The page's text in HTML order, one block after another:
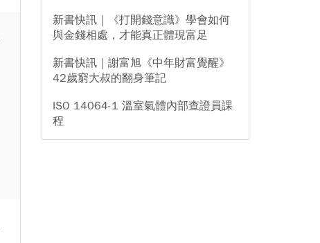
新書快訊｜《打開錢意識》學會如何
與金錢相處，才能真正體現富足
新書快訊｜謝富旭《中年財富覺醒》
42歲窮大叔的翻身筆記
ISO 14064-1 溫室氣體內部查證員課
程